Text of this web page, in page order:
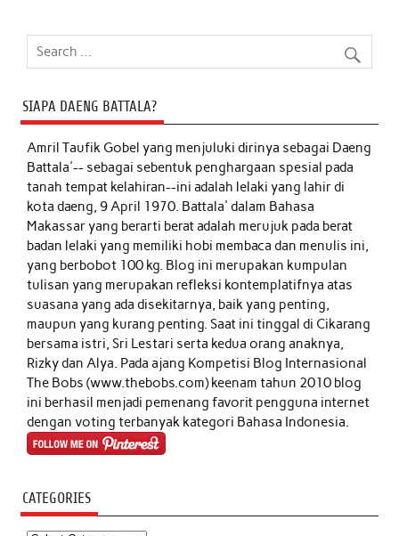
SIAPA DAENG BATTALA?
Amril Taufik Gobelyang menjuluki dirinya sebagai Daeng
Battala'-- sebagai sebentuk penghargaan spesial pada
tanah tempat kelahiran--ini adalah lelaki yang lahir di
kota daeng, 9 April 1970. Battala' dalam Bahasa
Makassar yang berarti berat adalah merujuk pada berat
badan lelaki yang memiliki hobi membaca dan menulis ini,
yang berbobot 100 kg. Blog ini merupakan kumpulan
tulisan yang merupakan refleksi kontemplatifnya atas
suasana yang ada disekitarnya, baik yang penting,
maupun yang kurang penting. Saat ini tinggal di Cikarang
bersama istri, Sri Lestari serta kedua orang anaknya,
Rizky dan Alya. Pada ajang Kompetisi Blog Internasional
The Bobs (www.thebobs.com) keenam tahun 2010 blog
ini berhasil menjadi pemenang favorit pengguna internet
dengan voting terbanyak kategori Bahasa Indonesia.
CATEGORIES